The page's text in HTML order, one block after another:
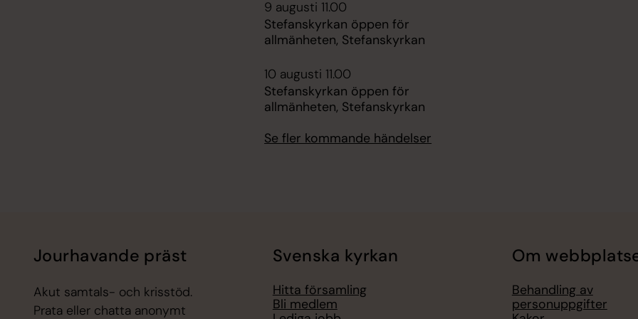
9 augusti 11.00
Stefanskyrkan öppen för
allmänheten, Stefanskyrkan
10 augusti 11.00
Stefanskyrkan öppen för
allmänheten, Stefanskyrkan
Se fler kommande händelser
Jourhavande präst
Akut samtals- och krisstöd.
Prata eller chatta anonymt
Svenska kyrkan
Hitta församling
Bli medlem
Om
Behandling av
personuppgifter